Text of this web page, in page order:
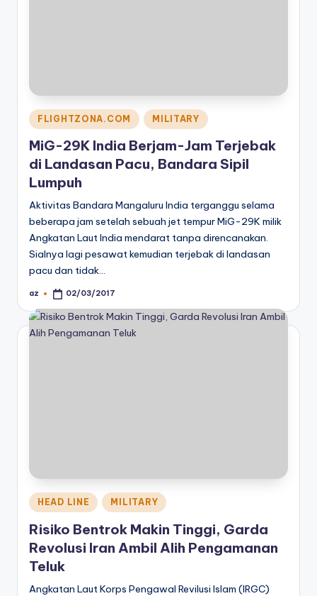
Posted
in
FLIGHTZONA.COM MILITARY
MiG-29K India Berjam-Jam Terjebak
di Landasan Pacu, Bandara Sipil
Lumpuh
Aktivitas Bandara Mangaluru India terganggu selama
beberapa jam setelah sebuah jet tempur MiG-29K milik
Angkatan Laut India mendarat tanpa direncanakan.
Sialnya lagi pesawat kemudian terjebak di landasan
pacu dan tidak…
Posted
az 02/03/2017
Posted
in
HEAD LINE MILITARY
Risiko Bentrok Makin Tinggi, Garda
Revolusi Iran Ambil Alih Pengamanan
Teluk
Angkatan Laut Korps Pengawal Revilusi Islam (IRGC)